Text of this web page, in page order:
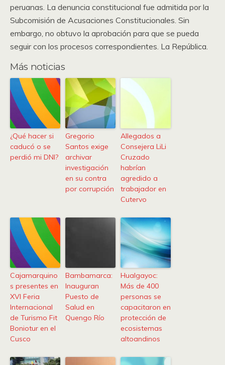
peruanas. La denuncia constitucional fue admitida por la
Subcomisión de Acusaciones Constitucionales. Sin
embargo, no obtuvo la aprobación para que se pueda
seguir con los procesos correspondientes. La República.
Más noticias
¿Qué hacer si
caducó o se
perdió mi DNI?
Gregorio
Santos exige
archivar
investigación
en su contra
por corrupción
Allegados a
Consejera LiLi
Cruzado
habrían
agredido a
trabajador en
Cutervo
Cajamarquino
s presentes en
XVI Feria
Internacional
de Turismo Fit
Boniotur en el
Cusco
Bambamarca:
Inauguran
Puesto de
Salud en
Quengo Río
Hualgayoc:
Más de 400
personas se
capacitaron en
protección de
ecosistemas
altoandinos